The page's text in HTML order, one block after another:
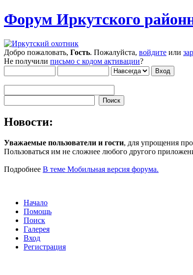
Форум Иркутского
Добро пожаловать, Гость. Пожалуйста, войдите или
Не получили письмо с кодом активации?
Новости:
Уважаемые пользователи и гости, для упрощения
Пользоваться им не сложнее любого другого
Подробнее В теме Мобильная версия форума.
Начало
Помощь
Поиск
Галерея
Вход
Регистрация